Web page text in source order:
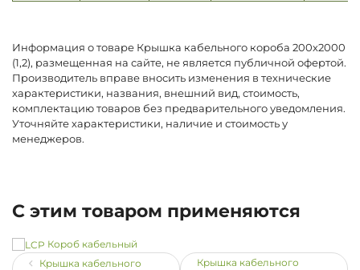
Информация о товаре Крышка кабельного короба 200х2000
(1,2), размещенная на сайте, не является публичной офертой.
Производитель вправе вносить изменения в технические
характеристики, названия, внешний вид, стоимость,
комплектацию товаров без предварительного уведомления.
Уточняйте характеристики, наличие и стоимость у
менеджеров.
С этим товаром применяются
Короб кабельный
Крышка кабельного
Крышка кабельного